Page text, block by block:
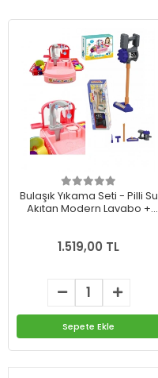
Bulaşık Yıkama Seti - Pilli Su
Akıtan Modern Lavabo +
1.519,00 TL
Sepete Ekle